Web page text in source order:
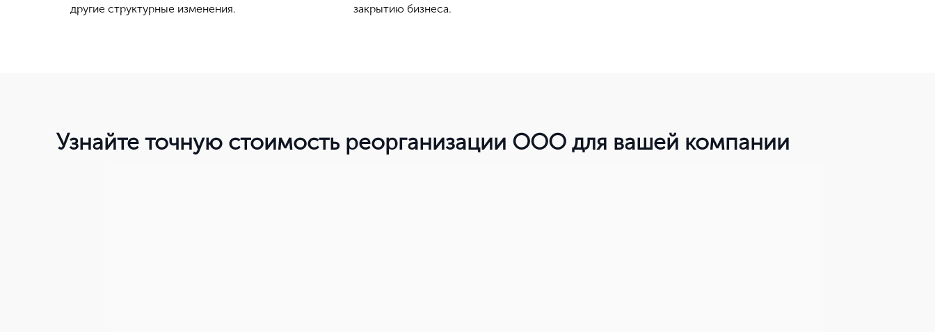
другие структурные изменения.
закрытию бизнеса.
Узнайте точную стоимость реорганизации ООО для вашей компании
Нет, выбрать другой